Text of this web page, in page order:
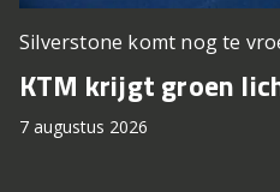
Silverstone komt nog te
KTM krijgt groen
7 augustus 2026